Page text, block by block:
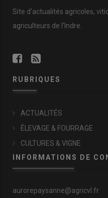
Site d'actualités agricoles,
agriculteurs de l'Indre.
RUBRIQUES
ACTUALITÉS
ÉLEVAGE & FOURRAGE
CULTURES & VIGNE
INFORMATIONS DE
aurorepaysanne@agricvl.fr